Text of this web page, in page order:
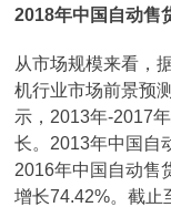
2018年中国自动售
从市场规模来看，
机行业市场前景预
示，2013年-2017
长。2013年中国自
2016年中国自动售
增长74.42%。截止